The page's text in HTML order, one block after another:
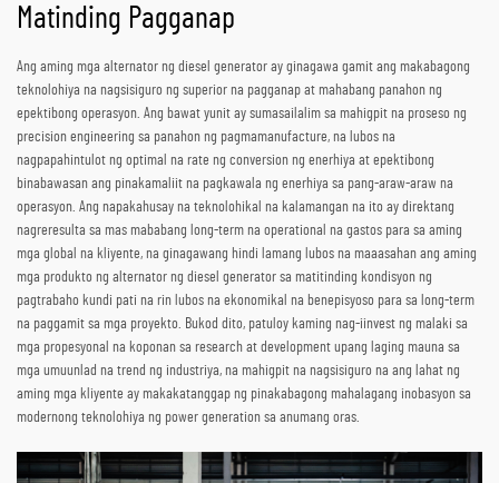
Matinding Pagganap
Ang aming mga alternator ng diesel generator ay ginagawa gamit ang makabagong
teknolohiya na nagsisiguro ng superior na pagganap at mahabang panahon ng
epektibong operasyon. Ang bawat yunit ay sumasailalim sa mahigpit na proseso ng
precision engineering sa panahon ng pagmamanufacture, na lubos na
nagpapahintulot ng optimal na rate ng conversion ng enerhiya at epektibong
binabawasan ang pinakamaliit na pagkawala ng enerhiya sa pang-araw-araw na
operasyon. Ang napakahusay na teknolohikal na kalamangan na ito ay direktang
nagreresulta sa mas mababang long-term na operational na gastos para sa aming
mga global na kliyente, na ginagawang hindi lamang lubos na maaasahan ang aming
mga produkto ng alternator ng diesel generator sa matitinding kondisyon ng
pagtrabaho kundi pati na rin lubos na ekonomikal na benepisyoso para sa long-term
na paggamit sa mga proyekto. Bukod dito, patuloy kaming nag-iinvest ng malaki sa
mga propesyonal na koponan sa research at development upang laging mauna sa
mga umuunlad na trend ng industriya, na mahigpit na nagsisiguro na ang lahat ng
aming mga kliyente ay makakatanggap ng pinakabagong mahalagang inobasyon sa
modernong teknolohiya ng power generation sa anumang oras.